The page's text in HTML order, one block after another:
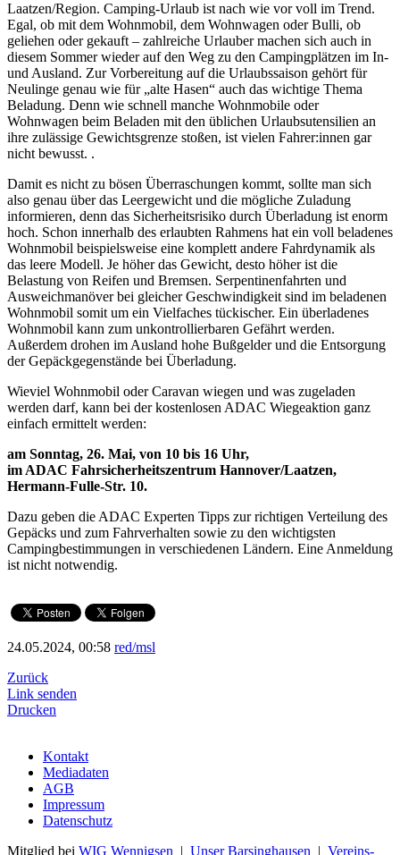
Laatzen/Region. Camping-Urlaub ist nach wie vor voll im Trend.
Egal, ob mit dem Wohnmobil, dem Wohnwagen oder Bulli, ob
geliehen oder gekauft – zahlreiche Urlauber machen sich auch in
diesem Sommer wieder auf den Weg zu den Campingplätzen im In-
und Ausland. Zur Vorbereitung auf die Urlaubssaison gehört für
Neulinge genau wie für „alte Hasen“ auch das wichtige Thema
Beladung. Denn wie schnell manche Wohnmobile oder
Wohnwagen beim Beladen mit den üblichen Urlaubsutensilien an
ihre zulässige Gewichtsgrenze stoßen, ist vielen Fahrer:innen gar
nicht bewusst. .
Damit es nicht zu bösen Überraschungen kommt, sollte man sich
also genau über das Leergewicht und die mögliche Zuladung
informieren, denn das Sicherheitsrisiko durch Überladung ist enorm
hoch. Schon innerhalb des erlaubten Rahmens hat ein voll beladenes
Wohnmobil beispielsweise eine komplett andere Fahrdynamik als
das leere Modell. Je höher das Gewicht, desto höher ist die
Belastung von Reifen und Bremsen. Serpentinenfahrten und
Ausweichmanöver bei gleicher Geschwindigkeit sind im beladenen
Wohnmobil somit um ein Vielfaches tückischer. Ein überladenes
Wohnmobil kann zum unkontrollierbaren Gefährt werden.
Außerdem drohen im Ausland hohe Bußgelder und die Entsorgung
der Gepäckgegenstände bei Überladung.
Wieviel Wohnmobil oder Caravan wiegen und was zugeladen
werden darf, kann bei der kostenlosen ADAC Wiegeaktion ganz
einfach ermittelt werden:
am Sonntag, 26. Mai, von 10 bis 16 Uhr,
im ADAC Fahrsicherheitszentrum Hannover/Laatzen,
Hermann-Fulle-Str. 10.
Dazu geben die ADAC Experten Tipps zur richtigen Verteilung des
Gepäcks und zum Fahrverhalten sowie zu den wichtigsten
Campingbestimmungen in verschiedenen Ländern. Eine Anmeldung
ist nicht notwendig.
24.05.2024, 00:58 red/msl
Zurück
Link senden
Drucken
Kontakt
Mediadaten
AGB
Impressum
Datenschutz
Mitglied bei WIG Wennigsen | Unser Barsinghausen | Vereins-